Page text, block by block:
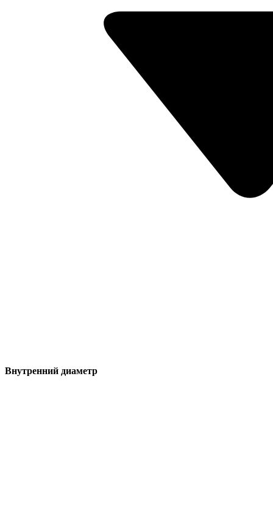
Внутренний диаметр